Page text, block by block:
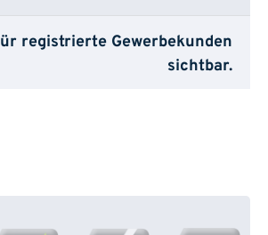
registrierte Gewerbekunden
sichtbar.